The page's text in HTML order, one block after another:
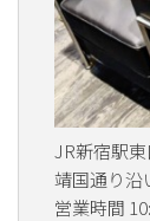
JR新宿駅
靖国通り沿
営業時間